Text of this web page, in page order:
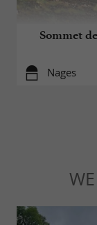
Sommet
Nages